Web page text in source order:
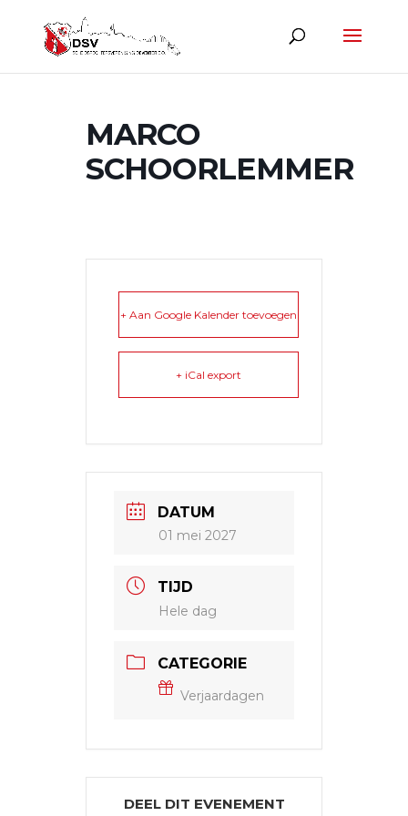
MARCO
SCHOORLEMMER
+ Aan Google Kalender toevoegen
+ iCal export
DATUM
01 mei 2027
TIJD
Hele dag
CATEGORIE
Verjaardagen
DEEL DIT EVENEMENT